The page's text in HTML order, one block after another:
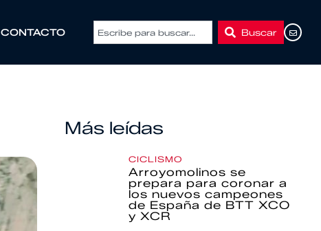
CONTACTO Buscar
Más leídas
CICLISMO
Arroyomolinos se
prepara para coronar a
los nuevos campeones
de España de BTT XCO
y XCR